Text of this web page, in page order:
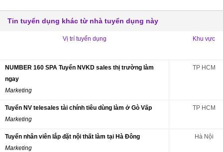
Tin tuyển dụng khác từ nhà tuyển dụng này
Vị trí tuyển dụng Khu vực
NUMBER 160 SPA Tuyển NVKD sales thị trường làm
ngay
Marketing
TP HCM
Tuyển NV telesales tài chính tiêu dùng làm ở Gò Vấp
Marketing
TP HCM
Tuyển nhân viên lắp đặt nội thất làm tại Hà Đông
Marketing
Hà Nội